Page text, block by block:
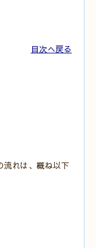
目次へ戻る
流れは、概ね以下